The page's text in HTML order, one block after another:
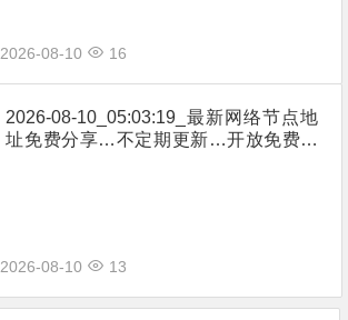
2026-08-10 16
2026-08-10_05:03:19_最新网络节点地
址免费分享…不定期更新…开放免费分
2026-08-10 13